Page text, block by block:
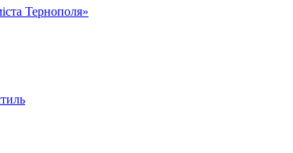
Тернополя»